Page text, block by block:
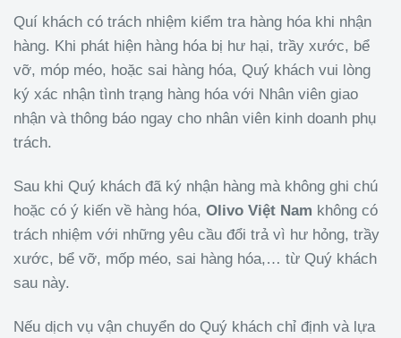
Quí khách có trách nhiệm kiểm tra hàng hóa khi nhận
hàng. Khi phát hiện hàng hóa bị hư hại, trầy xước, bể
vỡ, móp méo, hoặc sai hàng hóa, Quý khách vui lòng
ký xác nhận tình trạng hàng hóa với Nhân viên giao
nhận và thông báo ngay cho nhân viên kinh doanh phụ
trách.
Sau khi Quý khách đã ký nhận hàng mà không ghi chú
hoặc có ý kiến về hàng hóa, Olivo Việt Nam không có
trách nhiệm với những yêu cầu đổi trả vì hư hỏng, trầy
xước, bể vỡ, mốp méo, sai hàng hóa,… từ Quý khách
sau này.
Nếu dịch vụ vận chuyển do Quý khách chỉ định và lựa